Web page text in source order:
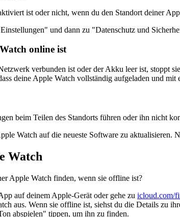
ist oder nicht, wenn du den Standort deiner
und dann zu "Datenschutz und
online ist
verbunden ist oder der Akku leer ist, stoppt
deine Apple Watch vollständig aufgeladen und
beim Teilen des Standorts führen oder ihn nicht
Watch auf die neueste Software zu
Watch
Apple Watch finden, wenn sie offline ist?
auf deinem Apple-Gerät oder gehe zu icloud.com/
aus. Wenn sie offline ist, siehst du die Details zu
abspielen" tippen, um ihn zu finden.